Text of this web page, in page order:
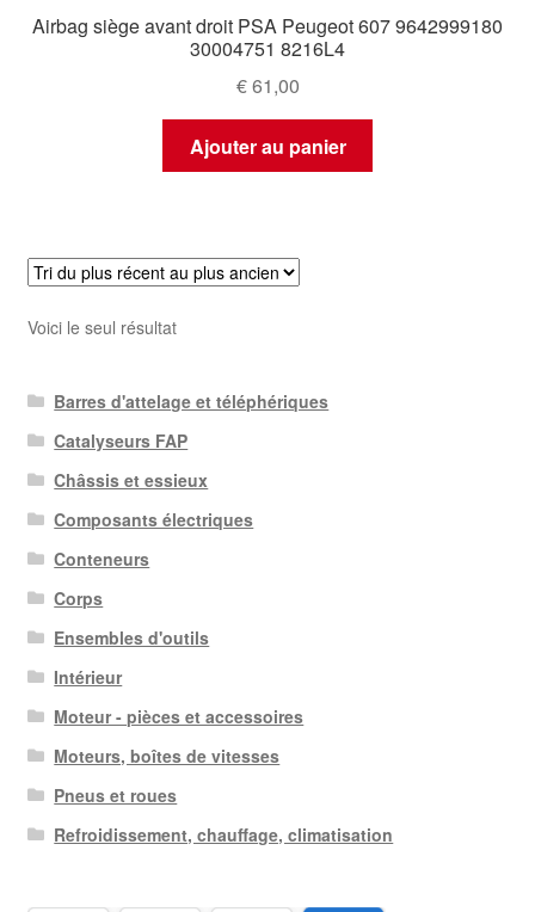
Airbag siège avant droit PSA Peugeot 607 9642999180
30004751 8216L4
€61,00
Ajouter au panier
Voici le seul résultat
Barres d'attelage et téléphériques
Catalyseurs FAP
Châssis et essieux
Composants électriques
Conteneurs
Corps
Ensembles d'outils
Intérieur
Moteur - pièces et accessoires
Moteurs, boîtes de vitesses
Pneus et roues
Refroidissement, chauffage, climatisation